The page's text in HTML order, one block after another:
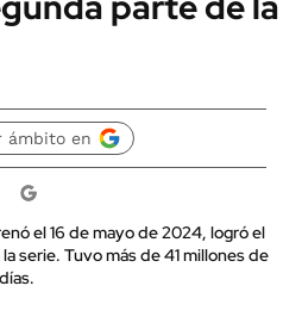
ámbito en
el 16 de mayo de 2024, logró el
serie. Tuvo más de 41 millones de